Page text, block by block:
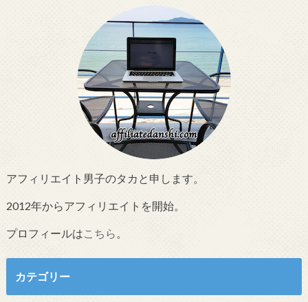
アフィリエイト男子のタカと申します。
2012年からアフィリエイトを開始。
プロフィールはこちら 。
カテゴリー